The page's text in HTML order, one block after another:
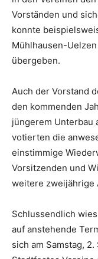
Vorständen und
konnte
Mühlhausen-
übergeben.
Auch der Vorstand
den kommenden
jüngerem Unterbau
votierten die
einstimmige
Vorsitzenden und
weitere zweijährige
Schlussendlich
auf anstehende
sich am Samstag,